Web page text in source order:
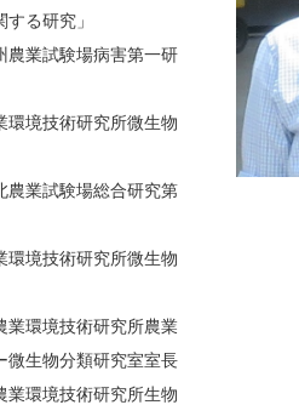
る研究」
業試験場病害第一研
境技術研究所微生物
業試験場総合研究第
境技術研究所微生物
環境技術研究所農業
微生物分類研究室室長
環境技術研究所生物